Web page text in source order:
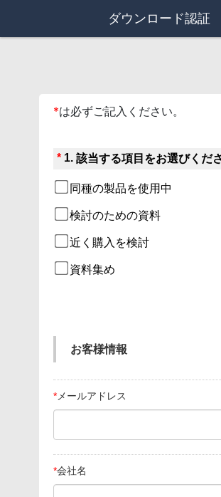
ダウンロード認証
*は必ずご記入ください。
* 1. 該当する項目をお選びくださ
同種の製品を使用中
検討のための資料
近く購入を検討
資料集め
お客様情報
* メールアドレス
*会社名